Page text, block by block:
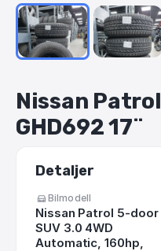
Nissan Patrol
GHD69217¨
Detaljer
Bilmodell
Nissan Patrol 5-door
SUV 3.0 4WD
Automatic, 160hp,